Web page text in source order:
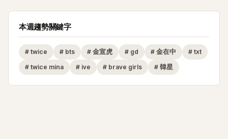
本週趨勢關鍵字
# twice # bts # 金宣虎 # gd # 金在中 # txt
# twice mina # ive # brave girls # 韓星